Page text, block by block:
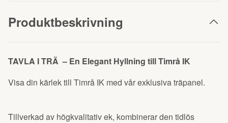
Produktbeskrivning
TAVLA I TRÄ – En Elegant Hyllning till Timrå IK
Visa din kärlek till Timrå IK med vår exklusiva träpanel.
Tillverkad av högkvalitativ ek, kombinerar den tidlös